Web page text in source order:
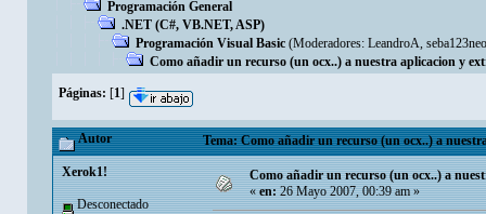
Programación General
.NET (C#, VB.NET, ASP)
Programación Visual Basic (Moderadores: LeandroA, seba123neo
Como añadir un recurso (un ocx..) a nuestra aplicacion y
Páginas: [1]
Autor Tema: Como añadir un recurso (un ocx..) a
Xerok1!
Desconectado
Como añadir un recurso (un ocx..) a
«en:26 Mayo 2007, 00:39 am »